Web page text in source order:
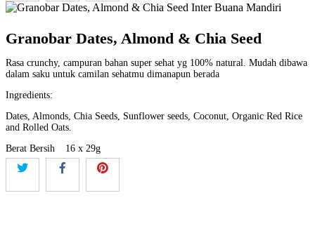
Granobar Dates, Almond & Chia Seed
Rasa crunchy, campuran bahan super sehat yg 100% natural. Mudah dibawa
dalam saku untuk camilan sehatmu dimanapun berada
Ingredients:
Dates, Almonds, Chia Seeds, Sunflower seeds, Coconut, Organic Red Rice
and Rolled Oats.
Berat Bersih
16 x 29g